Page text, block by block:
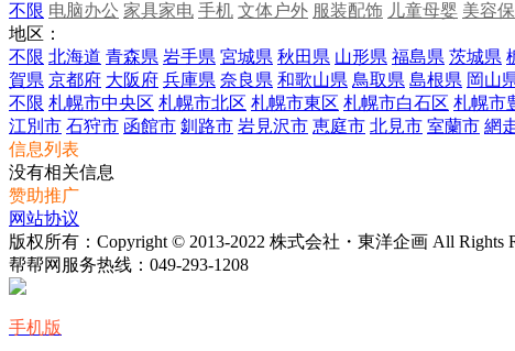
不限 电脑办公 家具家电 手机 文体户外 服装配饰 儿童母婴 美容
地区：
不限 北海道 青森県 岩手県 宮城県 秋田県 山形県 福島県 茨城県
賀県 京都府 大阪府 兵庫県 奈良県 和歌山県 鳥取県 島根県 岡山
不限 札幌市中央区 札幌市北区 札幌市東区 札幌市白石区 札幌市
江別市 石狩市 函館市 釧路市 岩見沢市 恵庭市 北見市 室蘭市 網
信息列表
没有相关信息
赞助推广
网站协议
版权所有：Copyright © 2013-2022 株式会社・東洋企画 All Rights
帮帮网服务热线： 049-293-1208
手机版